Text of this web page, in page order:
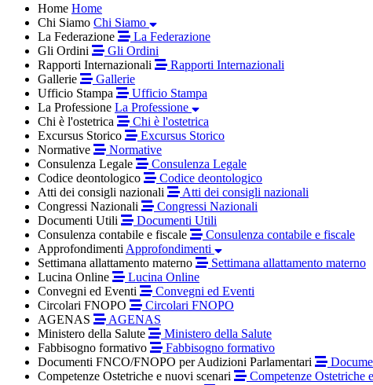
Home Home
Chi Siamo Chi Siamo
La Federazione
La Federazione
Gli Ordini
Gli Ordini
Rapporti Internazionali
Rapporti Internazionali
Gallerie
Gallerie
Ufficio Stampa
Ufficio Stampa
La Professione La Professione
Chi è l'ostetrica
Chi è l'ostetrica
Excursus Storico
Excursus Storico
Normative
Normative
Consulenza Legale
Consulenza Legale
Codice deontologico
Codice deontologico
Atti dei consigli nazionali
Atti dei consigli nazionali
Congressi Nazionali
Congressi Nazionali
Documenti Utili
Documenti Utili
Consulenza contabile e fiscale
Consulenza contabile e fiscale
Approfondimenti Approfondimenti
Settimana allattamento materno
Settimana allattamento materno
Lucina Online
Lucina Online
Convegni ed Eventi
Convegni ed Eventi
Circolari FNOPO
Circolari FNOPO
AGENAS
AGENAS
Ministero della Salute
Ministero della Salute
Fabbisogno formativo
Fabbisogno formativo
Documenti FNCO/FNOPO per Audizioni Parlamentari
Competenze Ostetriche e nuovi scenari
Competenze Ostetriche